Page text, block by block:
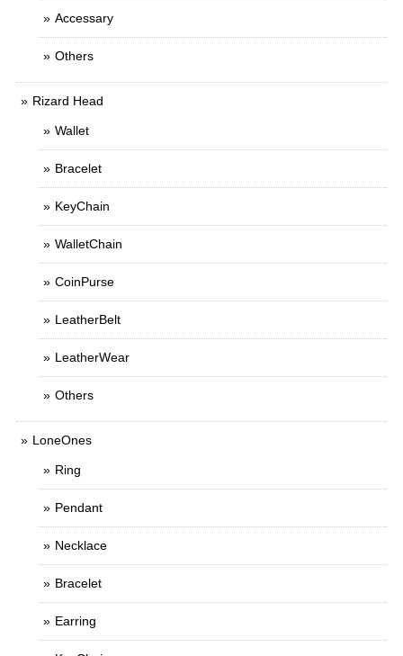
Accessary
Others
Rizard Head
Wallet
Bracelet
KeyChain
WalletChain
CoinPurse
LeatherBelt
LeatherWear
Others
LoneOnes
Ring
Pendant
Necklace
Bracelet
Earring